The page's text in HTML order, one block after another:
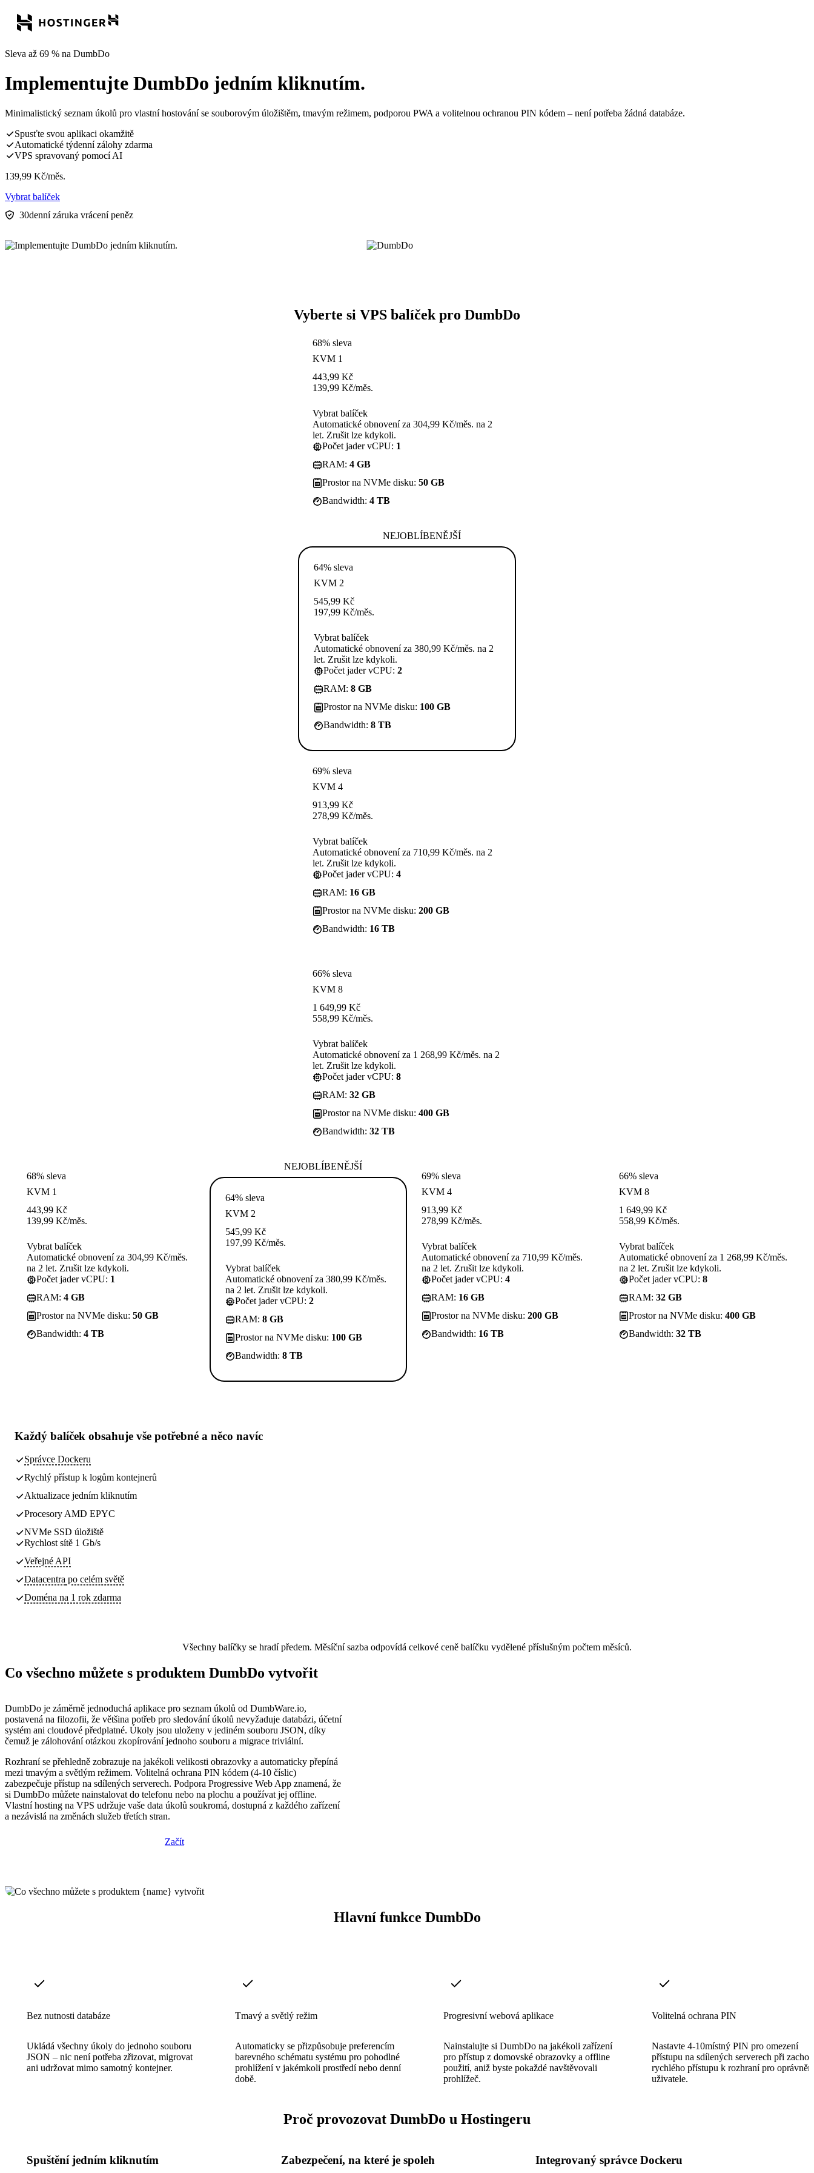
Sleva až 69 % na DumbDo
Implementujte DumbDo jedním kliknutím.
Minimalistický seznam úkolů pro vlastní hostování se souborovým úložištěm, tmavým režimem, podporou PWA a volitelnou ochranou PIN kódem – není potřeba žádná databáze.
Spusťte svou aplikaci okamžitě
Automatické týdenní zálohy zdarma
VPS spravovaný pomocí AI
139,99 Kč/měs.
Vybrat balíček
30denní záruka vrácení peněz
Vyberte si VPS balíček pro DumbDo
68% sleva
KVM 1
443,99 Kč
139,99 Kč/měs.
Vybrat balíček
Automatické obnovení za 304,99 Kč/měs. na 2
let. Zrušit lze kdykoli.
Počet jader vCPU: 1
RAM: 4 GB
Prostor na NVMe disku: 50 GB
Bandwidth: 4 TB
NEJOBLÍBENĚJŠÍ
64% sleva
KVM 2
545,99 Kč
197,99 Kč/měs.
Vybrat balíček
Automatické obnovení za 380,99 Kč/měs. na 2
let. Zrušit lze kdykoli.
Počet jader vCPU: 2
RAM: 8 GB
Prostor na NVMe disku: 100 GB
Bandwidth: 8 TB
69% sleva
KVM 4
913,99 Kč
278,99 Kč/měs.
Vybrat balíček
Automatické obnovení za 710,99 Kč/měs. na 2
let. Zrušit lze kdykoli.
Počet jader vCPU: 4
RAM: 16 GB
Prostor na NVMe disku: 200 GB
Bandwidth: 16 TB
66% sleva
KVM 8
1 649,99 Kč
558,99 Kč/měs.
Vybrat balíček
Automatické obnovení za 1 268,99 Kč/měs. na 2
let. Zrušit lze kdykoli.
Počet jader vCPU: 8
RAM: 32 GB
Prostor na NVMe disku: 400 GB
Bandwidth: 32 TB
68% sleva
KVM 1
443,99 Kč
139,99 Kč/měs.
Vybrat balíček
Automatické obnovení za 304,99 Kč/měs.
na 2 let. Zrušit lze kdykoli.
Počet jader vCPU: 1
RAM: 4 GB
Prostor na NVMe disku: 50 GB
Bandwidth: 4 TB
NEJOBLÍBENĚJŠÍ
64% sleva
KVM 2
545,99 Kč
197,99 Kč/měs.
Vybrat balíček
Automatické obnovení za 380,99 Kč/měs.
na 2 let. Zrušit lze kdykoli.
Počet jader vCPU: 2
RAM: 8 GB
Prostor na NVMe disku: 100 GB
Bandwidth: 8 TB
69% sleva
KVM 4
913,99 Kč
278,99 Kč/měs.
Vybrat balíček
Automatické obnovení za 710,99 Kč/měs.
na 2 let. Zrušit lze kdykoli.
Počet jader vCPU: 4
RAM: 16 GB
Prostor na NVMe disku: 200 GB
Bandwidth: 16 TB
66% sleva
KVM 8
1 649,99 Kč
558,99 Kč/měs.
Vybrat balíček
Automatické obnovení za 1 268,99 Kč/měs.
na 2 let. Zrušit lze kdykoli.
Počet jader vCPU: 8
RAM: 32 GB
Prostor na NVMe disku: 400 GB
Bandwidth: 32 TB
Každý balíček obsahuje vše potřebné a něco navíc
Správce Dockeru
Rychlý přístup k logům kontejnerů
Aktualizace jedním kliknutím
Procesory AMD EPYC
NVMe SSD úložiště
Rychlost sítě 1 Gb/s
Veřejné API
Datacentra po celém světě
Doména na 1 rok zdarma
Všechny balíčky se hradí předem. Měsíční sazba odpovídá celkové ceně balíčku vydělené příslušným počtem měsíců.
Co všechno můžete s produktem DumbDo vytvořit
DumbDo je záměrně jednoduchá aplikace pro seznam úkolů od DumbWare.io,
postavená na filozofii, že většina potřeb pro sledování úkolů nevyžaduje databázi, účetní
systém ani cloudové předplatné. Úkoly jsou uloženy v jediném souboru JSON, díky
čemuž je zálohování otázkou zkopírování jednoho souboru a migrace triviální.
Rozhraní se přehledně zobrazuje na jakékoli velikosti obrazovky a automaticky přepíná
mezi tmavým a světlým režimem. Volitelná ochrana PIN kódem (4-10 číslic)
zabezpečuje přístup na sdílených serverech. Podpora Progressive Web App znamená, že
si DumbDo můžete nainstalovat do telefonu nebo na plochu a používat jej offline.
Vlastní hosting na VPS udržuje vaše data úkolů soukromá, dostupná z každého zařízení
a nezávislá na změnách služeb třetích stran.
Začít
Hlavní funkce DumbDo
Bez nutnosti databáze
Ukládá všechny úkoly do jednoho souboru
JSON – nic není potřeba zřizovat, migrovat
ani udržovat mimo samotný kontejner.
Tmavý a světlý režim
Automaticky se přizpůsobuje preferencím
barevného schématu systému pro pohodlné
prohlížení v jakémkoli prostředí nebo denní
době.
Progresivní webová aplikace
Nainstalujte si DumbDo na jakékoli zařízení
pro přístup z domovské obrazovky a offline
použití, aniž byste pokaždé navštěvovali
prohlížeč.
Volitelná ochrana PIN
Nastavte 4-10místný PIN pro omezení
přístupu na sdílených serverech při
rychlého přístupu k rozhraní pro
uživatele.
Proč provozovat DumbDo u Hostingeru
Spuštění jedním kliknutím Zabezpečení, na které je spoleh Integrovaný správce Dockeru